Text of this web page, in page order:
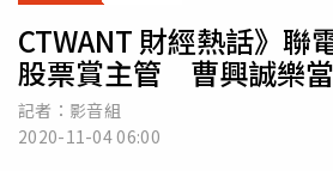
CTWANT 財經熱話》聯
股票賞主管 曹興誠樂
記者：影音組
2020-11-0406:00